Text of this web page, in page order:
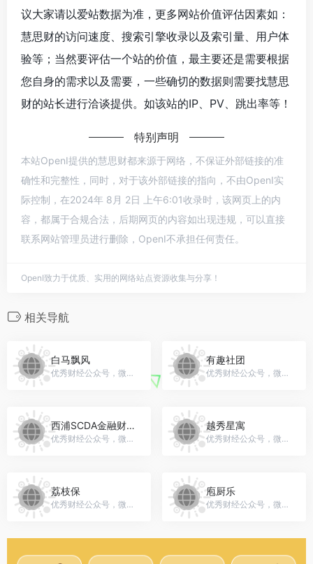
议大家请以爱站数据为准，更多网站价值评估因素如：
慧思财的访问速度、搜索引擎收录以及索引量、用户体
验等；当然要评估一个站的价值，最主要还是需要根据
您自身的需求以及需要，一些确切的数据则需要找慧思
财的站长进行洽谈提供。如该站的IP、PV、跳出率等！
特别声明
本站OpenI提供的慧思财都来源于网络，不保证外部链接的准
确性和完整性，同时，对于该外部链接的指向，不由OpenI实
际控制，在2024年 8月 2日 上午6:01收录时，该网页上的内
容，都属于合规合法，后期网页的内容如出现违规，可以直接
联系网站管理员进行删除，OpenI不承担任何责任。
OpenI致力于优质、实用的网络站点资源收集与分享！
相关导航
白马飘风
优秀财经公众号，微信号：gh_8a9e0a76376a
有趣社团
优秀财经公众号，微信号：gh_f0f45c118580
西浦SCDA金融财会分会
优秀财经公众号，微信号：gh_b73995e72173
越秀星寓
优秀财经公众号，微信号：gh_6fac9178bb17
荔枝保
优秀财经公众号，微信号：lgbaoxian
庖厨乐
优秀财经公众号，微信号：gh_d7d486639a7e